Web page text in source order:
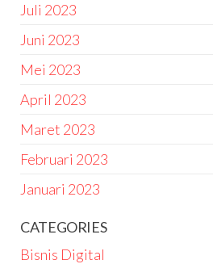
Juli 2023
Juni 2023
Mei 2023
April 2023
Maret 2023
Februari 2023
Januari 2023
CATEGORIES
Bisnis Digital